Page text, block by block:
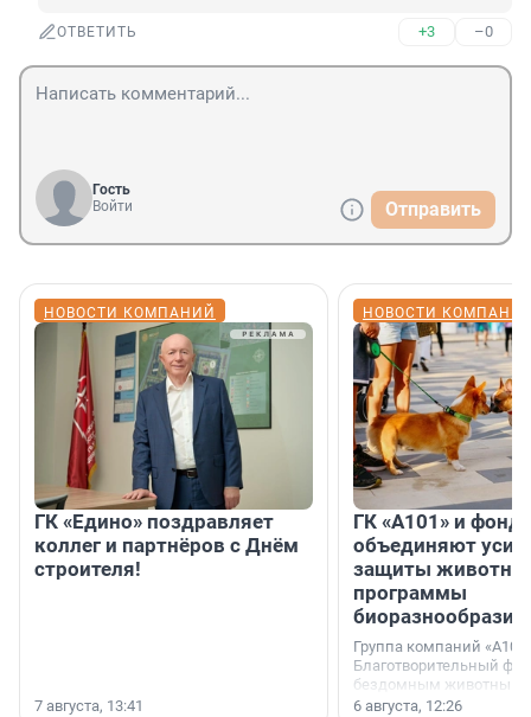
ОТВЕТИТЬ +3 –0
Гость
Войти
Отправить
НОВОСТИ КОМПАНИЙ
ГК «Едино» поздравляет
коллег и партнёров с Днём
строителя!
7 августа, 13:41
НОВОСТИ
ГК «А101» и фонд
объединяют
защиты
программы
биоразнообразия
Группа компаний
Благотворительный
бездомным животным
заключили соглашение
6 августа, 12:26